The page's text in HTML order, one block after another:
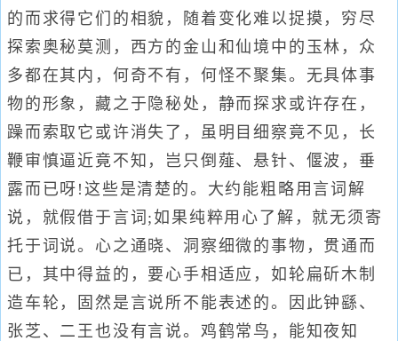
的而求得它们的相貌，随着变化难以捉摸，穷尽
探索奥秘莫测，西方的金山和仙境中的玉林，众
多都在其内，何奇不有，何怪不聚集。无具体事
物的形象，藏之于隐秘处，静而探求或许存在，
躁而索取它或许消失了，虽明目细察竟不见，长
鞭审慎逼近竟不知，岂只倒薤、悬针、偃波，垂
露而已呀!这些是清楚的。大约能粗略用言词解
说，就假借于言词;如果纯粹用心了解，就无须寄
托于词说。心之通晓、洞察细微的事物，贯通而
已，其中得益的，要心手相适应，如轮扁斫木制
造车轮，固然是言说所不能表述的。因此钟繇、
张芝、二王也没有言说。鸡鹤常鸟，能知夜知